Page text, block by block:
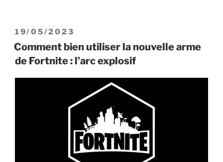
de
la
carte
de
Fortnite »
PUBLIÉ
LE
19/05/2023
Comment bien utiliser la nouvelle arme
de Fortnite : l’arc explosif